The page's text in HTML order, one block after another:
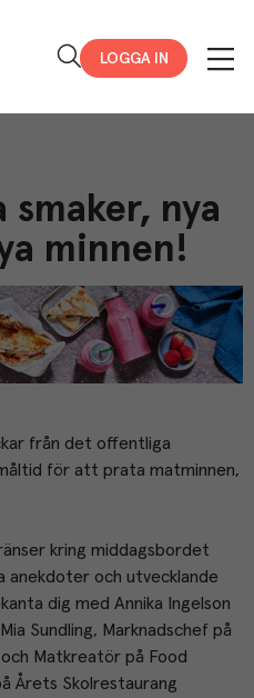
LOGGA IN
smaker, nya
minnen!
från det offentliga
för att prata matminnen,
kring middagsbordet
anekdoteroch utvecklande
dig med Annika Ingelson
Mia Sundling, Marknadschef på
Matkreatör på Food
Årets Skolrestaurang